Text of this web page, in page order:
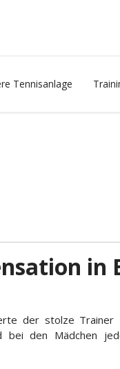
Tennisanlage
in
der stolze Trainer
bei den Mädchen